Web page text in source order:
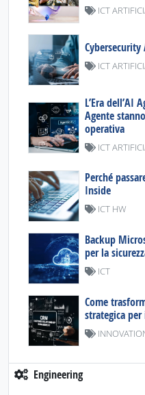
ICT
ICT
L’Era dell’AI
Agente
operativa
ICT
Perché
Inside
ICT HW
Backup
per la
ICT
Come
strategica
Engineering